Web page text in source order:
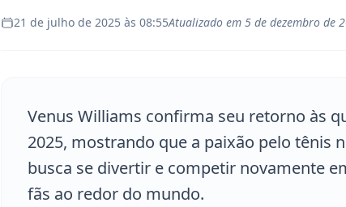
21 de julho de 2025 às 08:55Atualizado em 5 de dezembro de
Venus Williams confirma seu retorno às
2025, mostrando que a paixão pelo tênis
busca se divertir e competir novamente
fãs ao redor do mundo.